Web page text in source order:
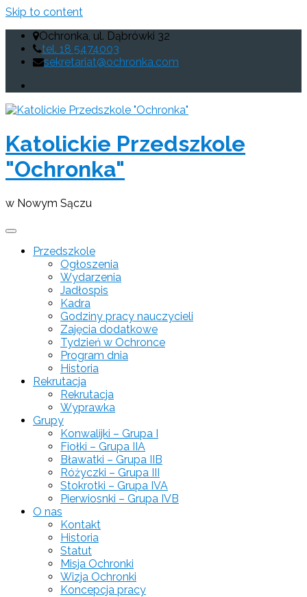
Skip to content
Ochronka, ul. Dąbrówki 32
tel. 18 5474003
sekretariat@ochronka.com
Katolickie Przedszkole
"Ochronka"
w Nowym Sączu
Przedszkole
Ogłoszenia
Wydarzenia
Jadłospis
Kadra
Godziny pracy nauczycieli
Zajęcia dodatkowe
Tydzień w Ochronce
Program dnia
Historia
Rekrutacja
Rekrutacja
Wyprawka
Grupy
Konwalijki – Grupa I
Fiołki – Grupa IIA
Bławatki – Grupa IIB
Różyczki – Grupa III
Stokrotki – Grupa IVA
Pierwiosnki – Grupa IVB
O nas
Kontakt
Historia
Statut
Misja Ochronki
Wizja Ochronki
Koncepcja pracy